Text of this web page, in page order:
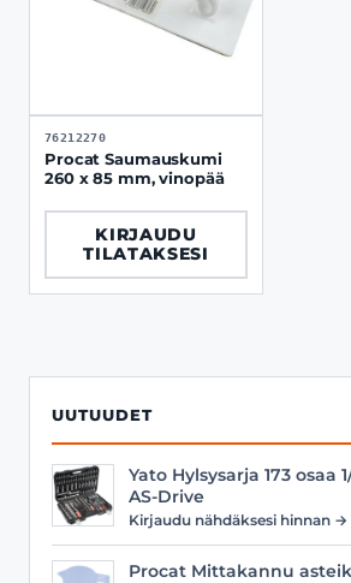
UUTUUDET
Yato Hylsysarja 173 osaa
AS-Drive
Kirjaudu nähdäksesi hinnan →
Procat Mittakannu
76212270
Procat Saumauskumi
260 x 85 mm, vinopää
KIRJAUDU
TILATAKSESI